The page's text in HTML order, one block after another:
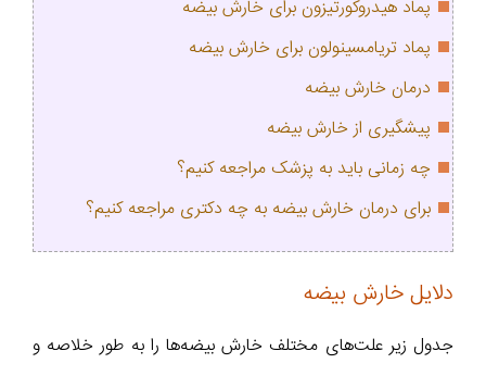
پماد هیدروکورتیزون برای خارش بیضه
پماد تریامسینولون برای خارش بیضه
درمان خارش بیضه
پیشگیری از خارش بیضه
چه زمانی باید به پزشک مراجعه کنیم؟
برای درمان خارش بیضه به چه دکتری مراجعه کنیم؟
دلایل خارش بیضه
جدول زیر علت‌های مختلف خارش بیضه‌ها را به طور خلاصه و